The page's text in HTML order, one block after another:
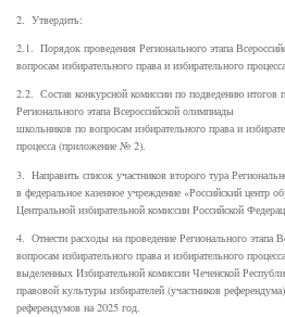
2. Утвердить:
2.1. Порядок проведения Регионального этапа
вопросам избирательного права и избирательного
2.2. Состав конкурсной комиссии по подведению итогов
Регионального этапа Всероссийской олимпиады
школьников по вопросам избирательного права и
процесса (приложение № 2).
3. Направить список участников второго тура
в федеральное казенное учреждение «Российский центр
Центральной избирательной комиссии Российской
4. Отнести расходы на проведение Регионального этапа
вопросам избирательного права и избирательного
выделенных Избирательной комиссии Чеченской
правовой культуры избирателей (участников
референдумов на 2025 год.